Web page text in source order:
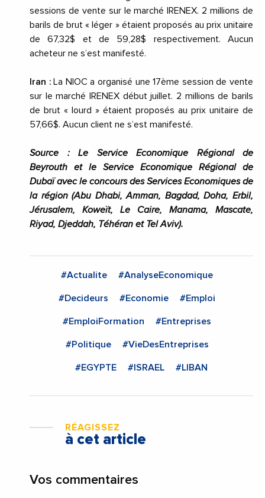
sessions de vente sur le marché IRENEX. 2 millions de
barils de brut « léger » étaient proposés au prix unitaire
de 67,32$ et de 59,28$ respectivement. Aucun
acheteur ne s’est manifesté.
Iran :La NIOC a organisé une 17ème session de vente
sur le marché IRENEX début juillet. 2 millions de barils
de brut « lourd » étaient proposés au prix unitaire de
57,66$. Aucun client ne s’est manifesté.
Source : Le Service Economique Régional de
Beyrouth et le Service Economique Régional de
Dubaï avec le concours des Services Economiques de
la région (Abu Dhabi, Amman, Bagdad, Doha, Erbil,
Jérusalem, Koweït, Le Caire, Manama, Mascate,
Riyad, Djeddah, Téhéran et Tel Aviv).
#Actualite #AnalyseEconomique
#Decideurs #Economie #Emploi
#EmploiFormation #Entreprises
#Politique #VieDesEntreprises
#EGYPTE #ISRAEL #LIBAN
RÉAGISSEZ
à cet article
Vos commentaires